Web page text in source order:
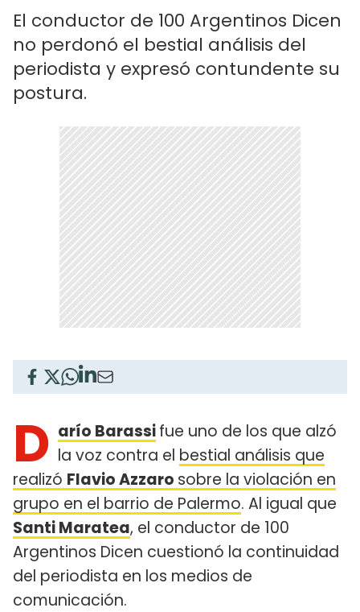
El conductor de 100 Argentinos Dicen
no perdonó el bestial análisis del
periodista y expresó contundente su
postura.
D arío Barassifue uno de los que alzó
la voz contra el bestial análisis que
realizó Flavio Azzaro sobre la violación en
grupo en el barrio de Palermo. Al igual que
Santi Maratea, el conductor de 100
Argentinos Dicen cuestionó la continuidad
del periodista en los medios de
comunicación.